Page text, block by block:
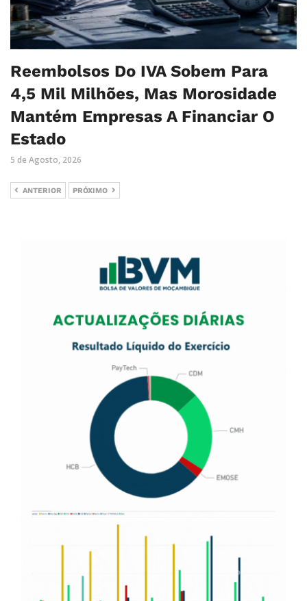
Reembolsos Do IVA Sobem Para
4,5 Mil Milhões, Mas Morosidade
Mantém Empresas A Financiar O
Estado
5 de Agosto, 2026
ANTERIOR PRÓXIMO